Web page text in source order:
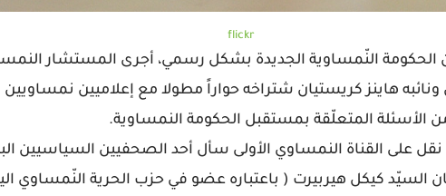
flickr
النّمساوية الجديدة بشكل رسمي، أجرى المستشار
هاينز كريستيان شتراخه حواراً مطولا مع إعلاميين نمساويين
الأسئلة المتعلّقة بمستقبل الحكومة النمساوية.
نقل على القناة النمساوي الأولى سأل أحد الصحفيين السياسيين
السيّد كيكل هيربيرت ( باعتباره عضو في حزب الحرية النّمساوي